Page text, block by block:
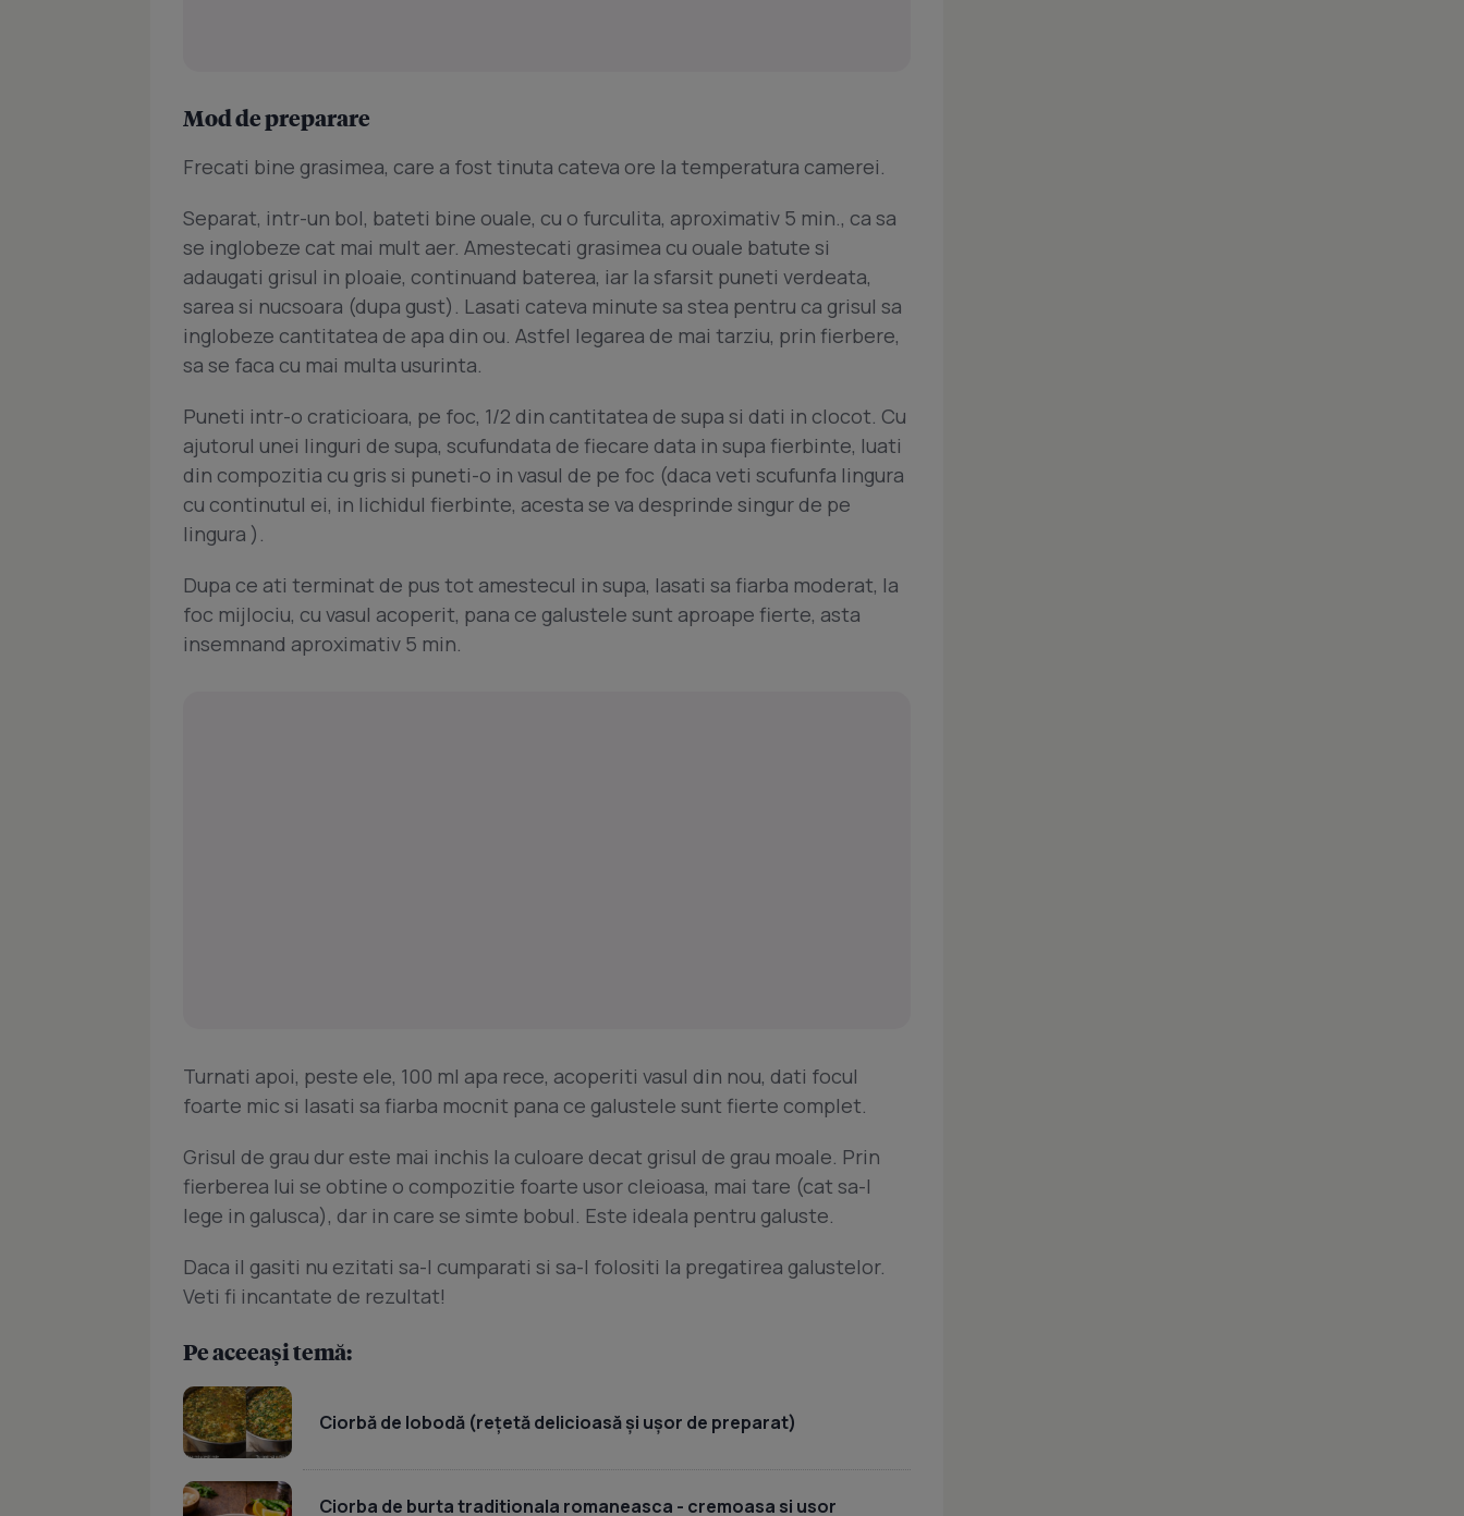
Mod de preparare
Frecati bine grasimea, care a fost tinuta cateva ore la temperatura camerei.
Separat, intr-un bol, bateti bine ouale, cu o furculita, aproximativ 5 min., ca sa
se inglobeze cat mai mult aer. Amestecati grasimea cu ouale batute si
adaugati grisul in ploaie, continuand baterea, iar la sfarsit puneti verdeata,
sarea si nucsoara (dupa gust). Lasati cateva minute sa stea pentru ca grisul sa
inglobeze cantitatea de apa din ou. Astfel legarea de mai tarziu, prin fierbere,
sa se faca cu mai multa usurinta.
Puneti intr-o craticioara, pe foc, 1/2 din cantitatea de supa si dati in clocot. Cu
ajutorul unei linguri de supa, scufundata de fiecare data in supa fierbinte, luati
din compozitia cu gris si puneti-o in vasul de pe foc (daca veti scufunfa lingura
cu continutul ei, in lichidul fierbinte, acesta se va desprinde singur de pe
lingura ).
Dupa ce ati terminat de pus tot amestecul in supa, lasati sa fiarba moderat, la
foc mijlociu, cu vasul acoperit, pana ce galustele sunt aproape fierte, asta
insemnand aproximativ 5 min.
Turnati apoi, peste ele, 100 ml apa rece, acoperiti vasul din nou, dati focul
foarte mic si lasati sa fiarba mocnit pana ce galustele sunt fierte complet.
Grisul de grau dur este mai inchis la culoare decat grisul de grau moale. Prin
fierberea lui se obtine o compozitie foarte usor cleioasa, mai tare (cat sa-l
lege in galusca), dar in care se simte bobul. Este ideala pentru galuste.
Daca il gasiti nu ezitati sa-l cumparati si sa-l folositi la pregatirea galustelor.
Veti fi incantate de rezultat!
Pe aceeași temă:
Ciorbă de lobodă (rețetă delicioasă și ușor de preparat)
Ciorba de burta traditionala romaneasca - cremoasa si usor